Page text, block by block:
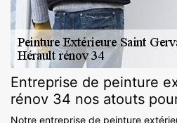
Entreprise de peinture
rénov 34 nos atouts
Notre entreprise de peinture